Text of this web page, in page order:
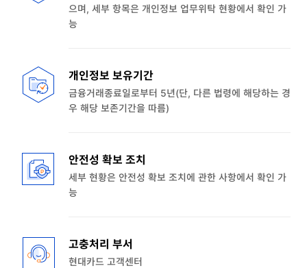
으며, 세부 항목은 개인정보 업무위탁 현황에서 확인 가
능
개인정보 보유기간
금융거래종료일로부터 5년(단, 다른 법령에 해당하는 경
우 해당 보존기간을 따름)
안전성 확보 조치
세부 현황은 안전성 확보 조치에 관한 사항에서 확인 가
능
고충처리 부서
현대카드 고객센터